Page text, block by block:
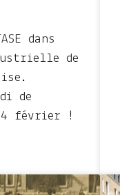
dans
de
de
4 février !